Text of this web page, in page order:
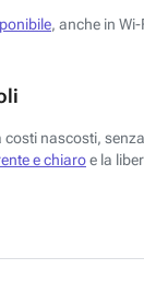
, anche in Wi-
costi nascosti,
e chiaroe la